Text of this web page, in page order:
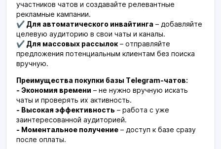
участников чатов и создавайте релевантные
рекламные кампании.
✔ Для автоматического инвайтинга – добавляйте
целевую аудиторию в свои чаты и каналы.
✔ Для массовых рассылок – отправляйте
предложения потенциальным клиентам без поиска
вручную.
Преимущества покупки базы Telegram-чатов:
- Экономия времени – не нужно вручную искать
чаты и проверять их активность.
- Высокая эффективность – работа с уже
заинтересованной аудиторией.
- Моментальное получение – доступ к базе сразу
после оплаты.